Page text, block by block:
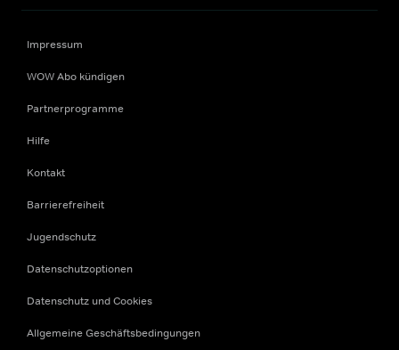
Impressum
WOW Abo kündigen
Partnerprogramme
Hilfe
Kontakt
Barrierefreiheit
Jugendschutz
Datenschutzoptionen
Datenschutz und Cookies
Allgemeine Geschäftsbedingungen